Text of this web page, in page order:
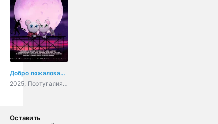
Добро пожаловать в Декорадо
2025, Португалия, Испания, мультфильм, ужасы, фэнтези, комедия
Оставить